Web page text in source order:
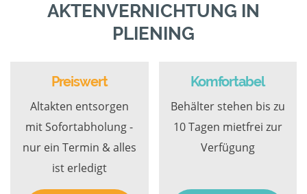
AKTENVERNICHTUNG IN
PLIENING
Preiswert
Altakten entsorgen
mit Sofortabholung -
nur ein Termin & alles
ist erledigt
Komfortabel
Behälter stehen bis zu
10 Tagen mietfrei zur
Verfügung